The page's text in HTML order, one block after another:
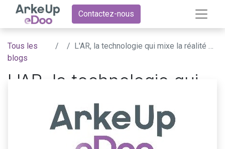
Contactez-nous
Tous les
blogs
L'AR, la technologie qui mixe la réalité et le virtuel
L'AR, la technologie qui
mixe la réalité et le
virtuel
7 septembre 2017 parArkeUp eDoo